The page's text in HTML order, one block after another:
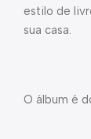
estilo de
sua casa.
O álbum é